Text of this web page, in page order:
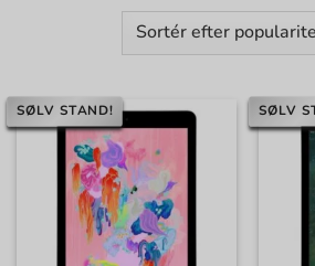
SØLV STAND! SØLV